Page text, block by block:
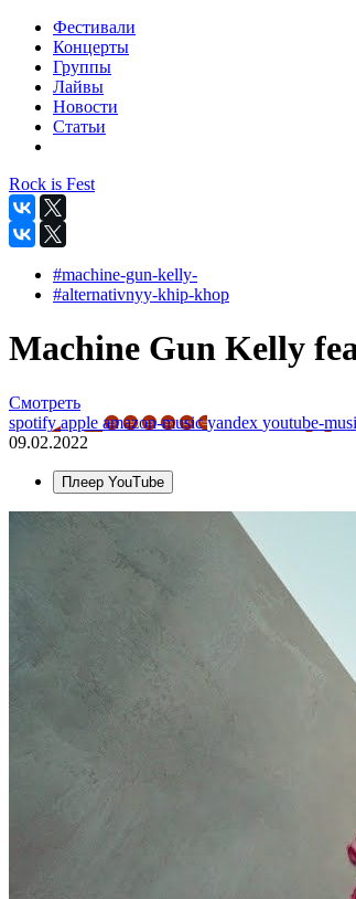
Фестивали
Концерты
Группы
Лайвы
Новости
Статьи
Rock is Fest
#machine-gun-kelly-
#alternativnyy-khip-khop
Machine Gun Kelly
Смотреть
spotifyapple amazon-musicyandex youtube-
09.02.2022
Плеер YouTube